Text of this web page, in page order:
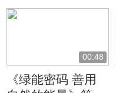
00:48
《绿能密码 善用